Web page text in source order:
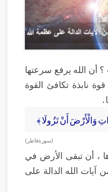
؟ أن الله يرفع سرعتها
نابذة تكافئ القوة
.
وَالْأَرْضَ أَنْ تَزُولَا ﴾
(سورة فاطر)
، أن تبقى الأرض في
الله الدالة على